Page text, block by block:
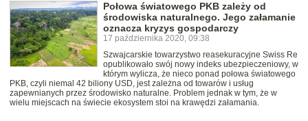
Połowa światowego PKB zależy od
środowiska naturalnego. Jego załamanie
oznacza kryzys gospodarczy
17 października 2020, 09:38
Szwajcarskie towarzystwo reasekuracyjne Swiss Re
opublikowało swój nowy indeks ubezpieczeniowy, w
którym wylicza, że nieco ponad połowa światowego
PKB, czyli niemal 42 biliony USD, jest zależna od towarów i usług
zapewnianych przez środowisko naturalne. Problem jednak w tym, że w
wielu miejscach na świecie ekosystem stoi na krawędzi załamania.